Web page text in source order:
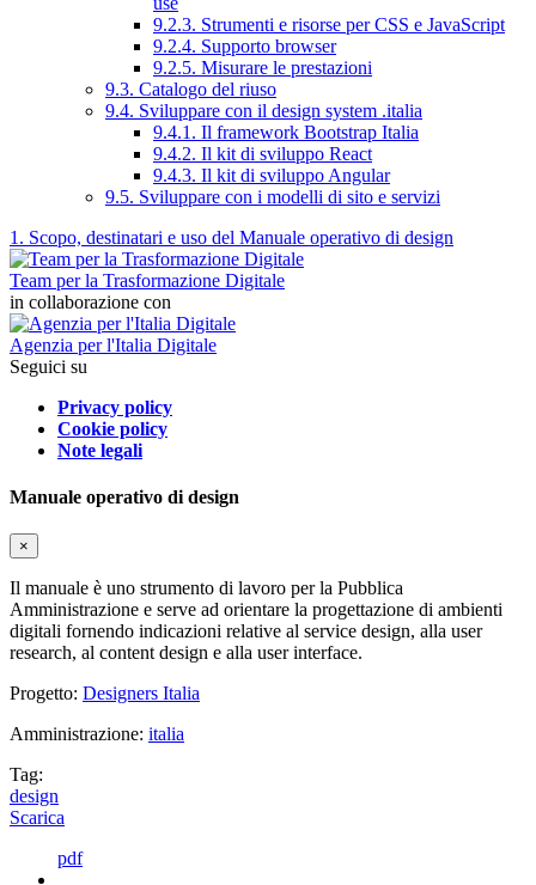
9.2.3. Strumenti e risorse per CSS e JavaScript
9.2.4. Supporto browser
9.2.5. Misurare le prestazioni
9.3. Catalogo del riuso
9.4. Sviluppare con il design system .italia
9.4.1. Il framework Bootstrap Italia
9.4.2. Il kit di sviluppo React
9.4.3. Il kit di sviluppo Angular
9.5. Sviluppare con i modelli di sito e servizi
1. Scopo, destinatari e uso del Manuale operativo di design
Team per la Trasformazione Digitale
in collaborazione con
Agenzia per l'Italia Digitale
Seguici su
Privacy policy
Cookie policy
Note legali
Manuale operativo di design
×
Il manuale è uno strumento di lavoro per la Pubblica
Amministrazione e serve ad orientare la progettazione di ambienti
digitali fornendo indicazioni relative al service design, alla user
research, al content design e alla user interface.
Progetto: Designers Italia
Amministrazione: italia
Tag:
design
Scarica
pdf